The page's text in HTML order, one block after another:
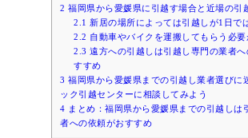
2 福岡県から愛媛県に引越す場合と近場の引
2.1
新居の場所によっては引越しが1日で
2.2 自動車やバイクを運搬してもらう必要
2.3 遠方への引越しは引越し専門の業者
すすめ
3 福岡県から愛媛県までの引越し業者選びに
ック引越センターに相談してみよう
4 まとめ：福岡県から愛媛県までの引越しは
者への依頼がおすすめ